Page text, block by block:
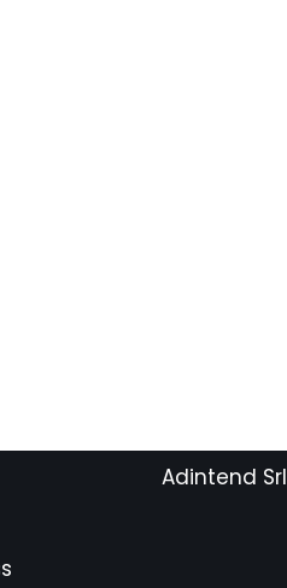
Adintend Srl